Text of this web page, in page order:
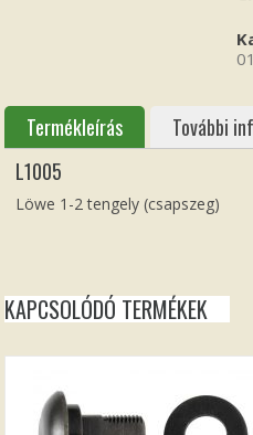
01
Termékleírás
További
L1005
Löwe 1-2 tengely (csapszeg)
KAPCSOLÓDÓ TERMÉKEK